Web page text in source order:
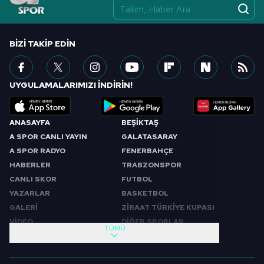
ANASAYFA
A SPOR CANLI YAYIN
A SPOR RADYO
HABERLER
CANLI SKOR
YAZARLAR
GALERİ
VİDEO
BEŞİKTAŞ
GALATASARAY
FENERBAHÇE
TRABZONSPOR
FUTBOL
BASKETBOL
ZİRAAT TÜRKİYE KUPASI
DİĞER SPORLAR
TÜMÜ
BIZI TAKIP EDIN
UYGULAMALARIMIZI İNDİRİN!